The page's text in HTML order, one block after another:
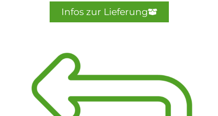
Infos zur Lieferung